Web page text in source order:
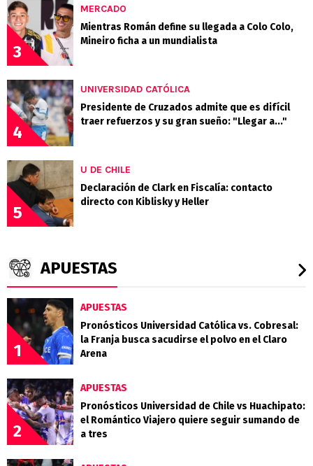
3
MERCADO
Mientras Román define su llegada a Colo Colo,
Mineiro ficha a un mundialista
4
UNIVERSIDAD CATÓLICA
Presidente de Cruzados admite que es difícil
traer refuerzos y su gran sueño: "Llegar a..."
5
U DE CHILE
Declaración de Clark en Fiscalía: contacto
directo con Kiblisky y Heller
APUESTAS
1
APUESTAS
Pronósticos Universidad Católica vs. Cobresal:
la Franja busca sacudirse el polvo en el Claro
Arena
2
APUESTAS
Pronósticos Universidad de Chile vs Huachipato:
el Romántico Viajero quiere seguir sumando de
a tres